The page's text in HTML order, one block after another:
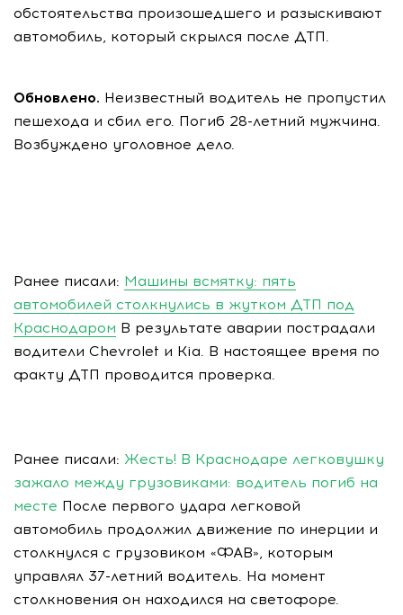
обстоятельства произошедшего и разыскивают
автомобиль, который скрылся после ДТП.
Обновлено. Неизвестный водитель не пропустил
пешехода и сбил его. Погиб 28-летний мужчина.
Возбуждено уголовное дело.
Ранее писали: Машины всмятку: пять
автомобилей столкнулись в жутком ДТП под
Краснодаром В результате аварии пострадали
водители Chevrolet и Kia. В настоящее время по
факту ДТП проводится проверка.
Ранее писали: Жесть! В Краснодаре легковушку
зажало между грузовиками: водитель погиб на
месте После первого удара легковой
автомобиль продолжил движение по инерции и
столкнулся с грузовиком «ФАВ», которым
управлял 37-летний водитель. На момент
столкновения он находился на светофоре.